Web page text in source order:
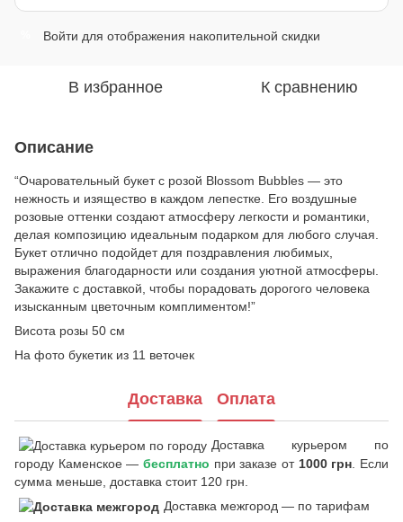
Войти для отображения накопительной скидки
В избранное К сравнению
Описание
“Очаровательный букет с розой Blossom Bubbles — это
нежность и изящество в каждом лепестке. Его воздушные
розовые оттенки создают атмосферу легкости и романтики,
делая композицию идеальным подарком для любого случая.
Букет отлично подойдет для поздравления любимых,
выражения благодарности или создания уютной атмосферы.
Закажите с доставкой, чтобы порадовать дорогого человека
изысканным цветочным комплиментом!”
Висота розы 50 см
На фото букетик из 11 веточек
Доставка Оплата
Доставка курьером по
городу Каменское — бесплатно при заказе от 1000 грн . Если
сумма меньше, доставка стоит 120 грн.
Доставка межгород — по тарифам